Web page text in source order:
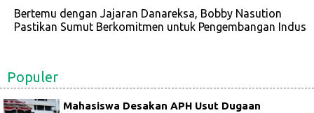
Bertemu dengan Jajaran Danareksa, Bobby Nasution
Pastikan Sumut Berkomitmen untuk Pengembangan Indus
Populer
Mahasiswa Desakan APH Usut Dugaan